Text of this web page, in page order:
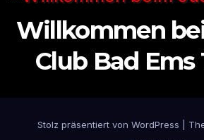
Willkommen
Club Bad Ems
Stolz präsentiert von WordPress